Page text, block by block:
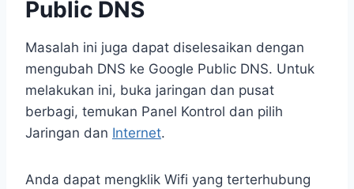
Public DNS
Masalah ini juga dapat diselesaikan dengan
mengubah DNS ke Google Public DNS. Untuk
melakukan ini, buka jaringan dan pusat
berbagi, temukan Panel Kontrol dan pilih
Jaringan dan Internet.
Anda dapat mengklik Wifi yang terterhubung